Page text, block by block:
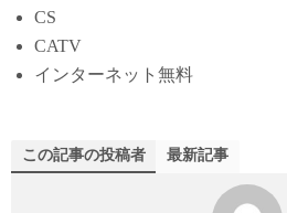
CS
CATV
インターネット無料
この記事の投稿者 最新記事